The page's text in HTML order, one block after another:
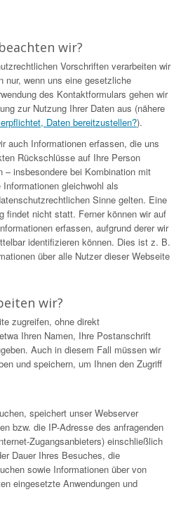
wir?
Vorschriften verarbeiten wir
nur, wenn uns eine gesetzliche
des Kontaktformulars gehen wir
zur Nutzung Ihrer Daten aus (nähere
Daten bereitzustellen?).
auch Informationen erfassen, die uns
Rückschlüsse auf Ihre Person
– insbesondere bei Kombination mit
gleichwohl als
Sinne gelten. Eine
findet nicht statt. Ferner können wir auf
erfassen, aufgrund derer wir
identifizieren können. Dies ist z. B.
über alle Nutzer dieser Webseite
wir?
zugreifen, ohne direkt
Ihren Namen, Ihre Postanschrift
Auch in diesem Fall müssen wir
und speichern, um Ihnen den Zugriff
speichert unser Webserver
bzw. die IP-Adresse des anfragenden
Zugangsanbieters) einschließlich
Dauer Ihres Besuches, die
sowie Informationen über von
eingesetzte Anwendungen und